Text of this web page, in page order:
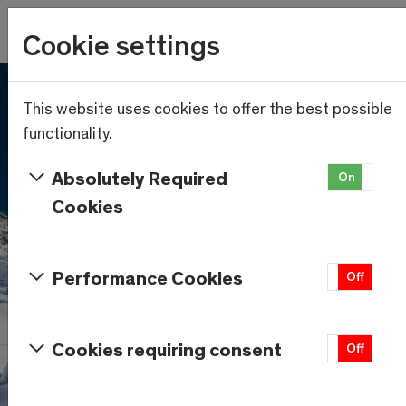
Skip to main content
18.7°C
Wetter
Cookie settings
This website uses cookies to offer the best possible
functionality.
Absolutely Required
Cookies
On
Performance Cookies Off
Cookies requiring consent Off